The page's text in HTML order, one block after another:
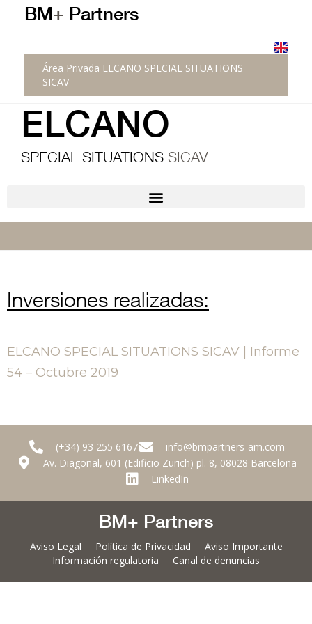
BM+ Partners
Área Privada ELCANO SPECIAL SITUATIONS
SICAV
ELCANO
SPECIAL SITUATIONS SICAV
Inversiones realizadas:
ELCANO SPECIAL SITUATIONS SICAV | Informe
54 – Octubre 2019
(+34) 93 255 6167
info@bmpartners-am.com
Av. Diagonal, 601 (Edificio Zurich) pl. 8, 08028 Barcelona
LinkedIn
BM+ Partners
Aviso Legal Política de Privacidad
Aviso Importante
Información regulatoria
Canal de denuncias